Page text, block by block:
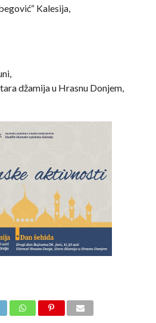
Kalesija,
džamija u Hrasnu Donjem,